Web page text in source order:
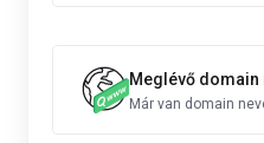
Meglévő domain
Már van domain